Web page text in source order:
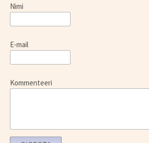
Nimi
E-mail
Kommenteeri